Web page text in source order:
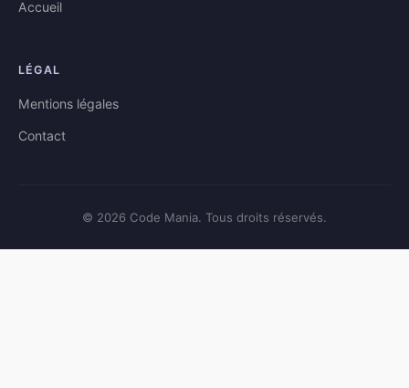
Accueil
LÉGAL
Mentions légales
Contact
© 2026 Code Mania. Tous droits réservés.